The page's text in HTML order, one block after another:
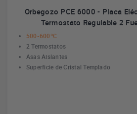
Orbegozo PCE 6000 - Placa
Termostato Regulable 2
500-600ºC
2 Termostatos
Asas Aislantes
Superficie de Cristal Templado